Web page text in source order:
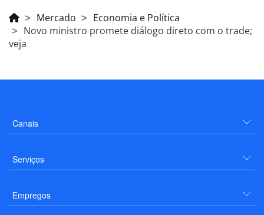
Mercado
Economia e Política
Novo ministro promete diálogo direto com o trade;
veja
Canais
Serviços
Empregos